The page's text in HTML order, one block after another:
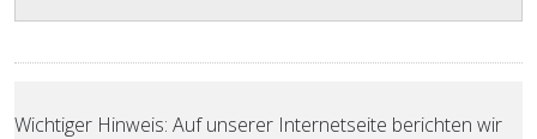
Wichtiger Hinweis: Auf unserer Internetseite berichten wir